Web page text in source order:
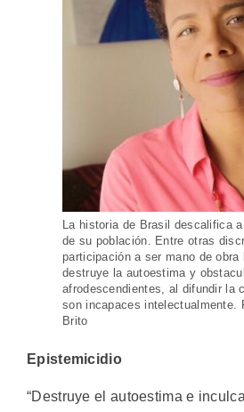
La historia de Brasil descalifica
de su población. Entre otras
participación a ser mano de obra
destruye la autoestima y
afrodescendientes, al difundir la
son incapaces intelectualmente.
Brito
Epistemicidio
“Destruye el autoestima e